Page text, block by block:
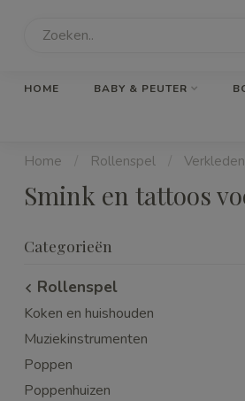
HOME BABY & PEUTER
Home / Rollenspel / Verkleden
Smink en tattoos
Categorieën
Rollenspel
Koken en huishouden
Muziekinstrumenten
Poppen
Poppenhuizen